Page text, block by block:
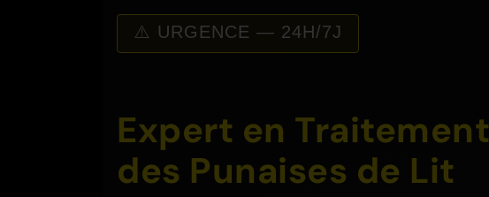
⚠️ URGENCE — 24H/7J
Expert en Traitement
des Punaises de Lit